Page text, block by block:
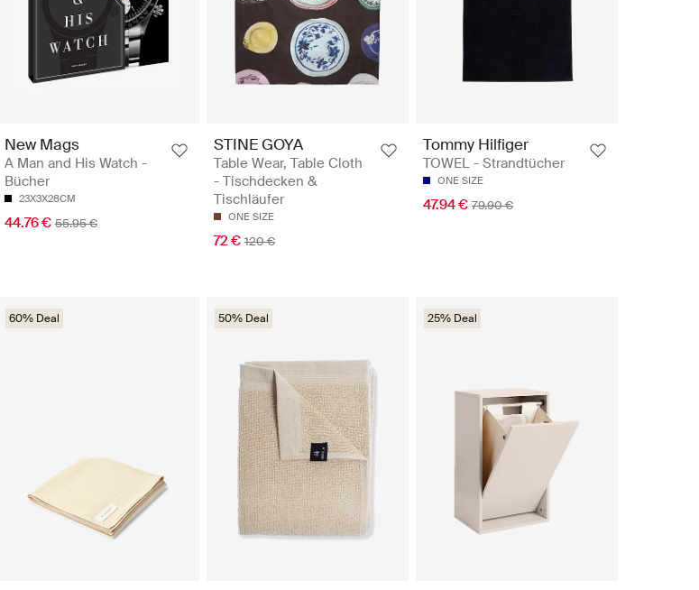
70X130CM 100X150CM
New Mags
A Man and His Watch -
Bücher
23X3X28CM
44.76 € 55.95 €
STINE GOYA
Table Wear, Table Cloth
- Tischdecken &
Tischläufer
ONE SIZE
72 € 120 €
Tommy Hilfiger
TOWEL - Strandtücher
ONE SIZE
47.94 € 79.90 €
60% Deal 50% Deal 25% Deal